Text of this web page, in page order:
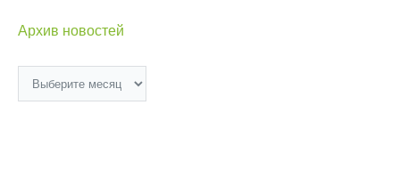
Архив новостей
новостей